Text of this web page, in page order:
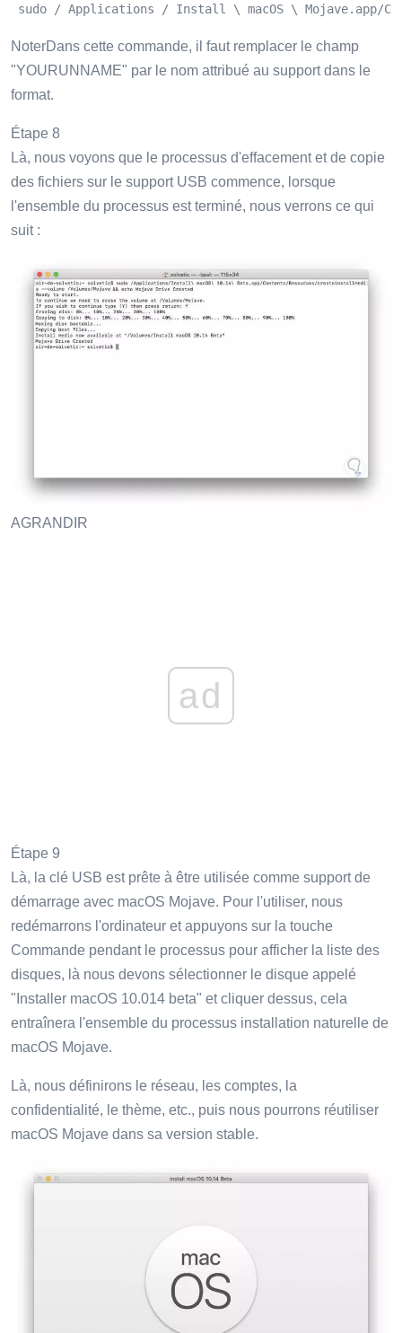
sudo / Applications / Install \ macOS \ Mojave.app/
NoterDans cette commande, il faut remplacer le champ
"YOURUNNAME" par le nom attribué au support dans le
format.
Étape 8
Là, nous voyons que le processus d'effacement et de copie
des fichiers sur le support USB commence, lorsque
l'ensemble du processus est terminé, nous verrons ce qui
suit :
AGRANDIR
ad
Étape 9
Là, la clé USB est prête à être utilisée comme support de
démarrage avec macOS Mojave. Pour l'utiliser, nous
redémarrons l'ordinateur et appuyons sur la touche
Commande pendant le processus pour afficher la liste des
disques, là nous devons sélectionner le disque appelé
"Installer macOS 10.014 beta" et cliquer dessus, cela
entraînera l'ensemble du processus installation naturelle de
macOS Mojave.
Là, nous définirons le réseau, les comptes, la
confidentialité, le thème, etc., puis nous pourrons réutiliser
macOS Mojave dans sa version stable.